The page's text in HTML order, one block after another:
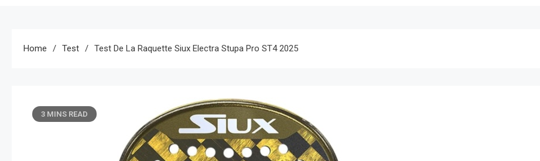
Home Test Test De La Raquette Siux Electra Stupa Pro ST4 2025
3 MINS READ